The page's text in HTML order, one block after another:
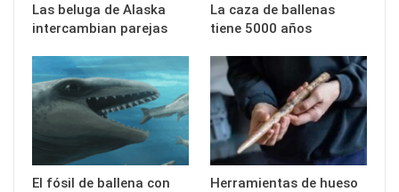
Las beluga de Alaska
intercambian parejas
La caza de ballenas
tiene 5000 años
El fósil de ballena con
Herramientas de hueso